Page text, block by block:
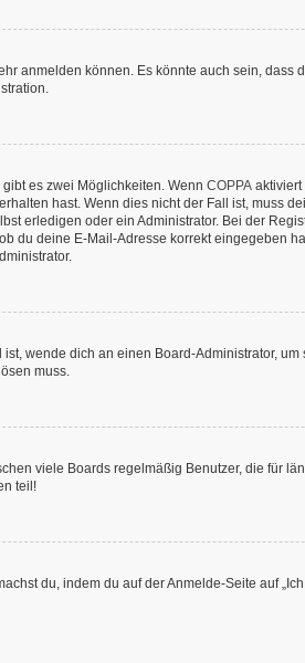
anmelden können. Es könnte auch sein, dass
es zwei Möglichkeiten. Wenn COPPA aktiviert
hast. Wenn dies nicht der Fall ist, muss
erledigen oder ein Administrator. Bei der
du deine E-Mail-Adresse korrekt eingegeben
wende dich an einen Board-Administrator,
muss.
viele Boards regelmäßig Benutzer, die für
teil!
du, indem du auf der Anmelde-Seite auf